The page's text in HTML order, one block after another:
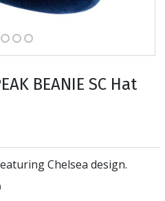
BEANIE SC Hat
Chelsea design.